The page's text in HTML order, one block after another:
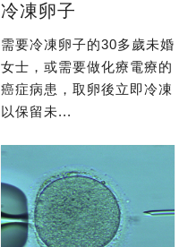
冷凍卵子
需要冷凍卵子的30多歲未婚
女士，或需要做化療電療的
癌症病患，取卵後立即冷凍
以保留未...